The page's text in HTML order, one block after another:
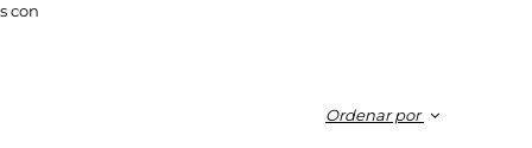
con
Ordenar por